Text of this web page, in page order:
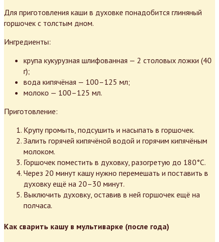
Для приготовления каши в духовке понадобится глиняный
горшочек с толстым дном.
Ингредиенты:
крупа кукурузная шлифованная — 2 столовых ложки (40
г);
вода кипячёная — 100–125 мл;
молоко — 100–125 мл.
Приготовление:
Крупу промыть, подсушить и насыпать в горшочек.
Залить горячей кипячёной водой и горячим кипячёным
молоком.
Горшочек поместить в духовку, разогретую до 180°С.
Через 20 минут кашу нужно перемешать и поставить в
духовку ещё на 20–30 минут.
Выключить духовку, оставив в ней горшочек ещё на
полчаса.
Как сварить кашу в мультиварке (после года)